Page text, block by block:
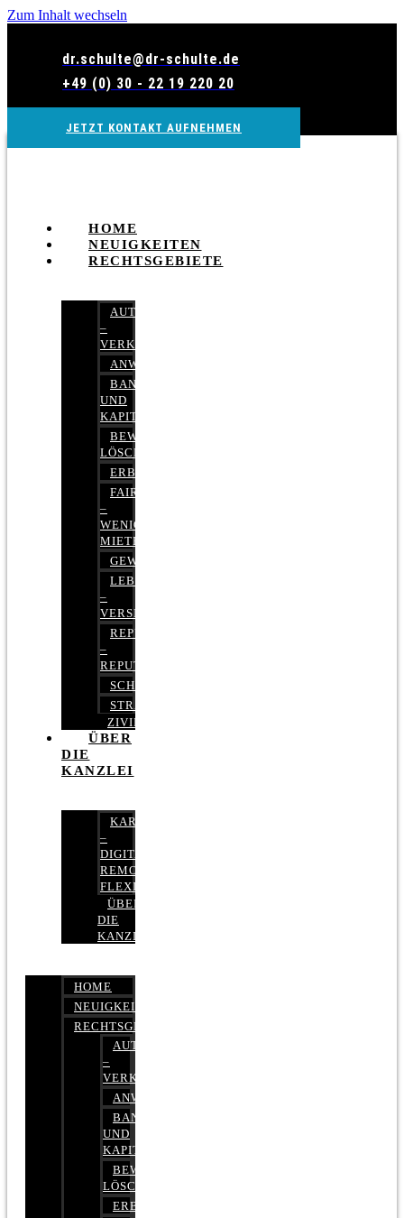
Zum Inhalt wechseln
dr.schulte@dr-schulte.de
+49 (0) 30 - 22 19 220 20
JETZT KONTAKT AUFNEHMEN
HOME
NEUIGKEITEN
RECHTSGEBIETE
AUTOBETRUG
–
VERKEHRSRECHT
ANWALTSHAFTUNGSRECHT
BANK-
UND
KAPITALMARKTRECHT
BEWERTUNGEN
LÖSCHEN
ERBRECHT
FAIRMIETEN
–
WENIGER
MIETE
GEWERBERECHT
LEBENSVERSICHERUNG
–
VERSICHERUNGSRECHT
REPUTATIONSRECHT
–
REPUTATIONSMANAGEMENT
SCHUFARECHT
STRAFRECHT
ZIVILRECHT
ÜBER
DIE
KANZLEI
KARRIERE
–
DIGITAL,
REMOTE,
FLEXIBEL
ÜBER
DIE
KANZLEI
HOME
NEUIGKEITEN
RECHTSGEBIETE
AUTOBETRUG
–
VERKEHRSRECHT
ANWALTSHAFTUNGSRECHT
BANK-
UND
KAPITALMARKTRECHT
BEWERTUNGEN
LÖSCHEN
ERBRECHT